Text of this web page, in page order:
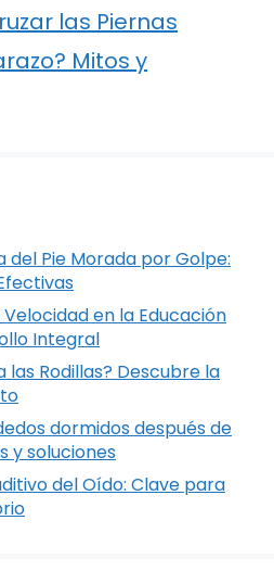
las Piernas
Mitos y
del Pie Morada por Golpe:
en la Educación
Integral
las Rodillas? Descubre la
dormidos después de
y soluciones
del Oído: Clave para